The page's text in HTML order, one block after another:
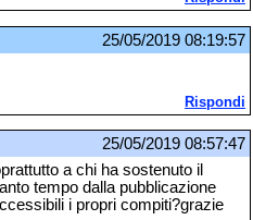
25/05/2019 08:19:57
Rispondi
25/05/2019 08:57:47
a chi ha sostenuto il
tempo dalla pubblicazione
i propri compiti?grazie